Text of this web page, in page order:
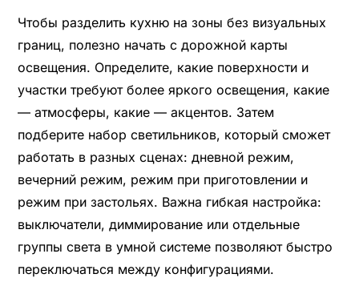
Чтобы разделить кухню на зоны без визуальных
границ, полезно начать с дорожной карты
освещения. Определите, какие поверхности и
участки требуют более яркого освещения, какие
— атмосферы, какие — акцентов. Затем
подберите набор светильников, который сможет
работать в разных сценах: дневной режим,
вечерний режим, режим при приготовлении и
режим при застольях. Важна гибкая настройка:
выключатели, диммирование или отдельные
группы света в умной системе позволяют быстро
переключаться между конфигурациями.